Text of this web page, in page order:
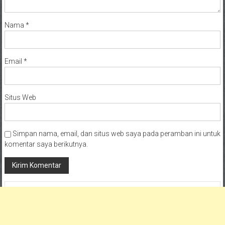
Nama *
Email *
Situs Web
Simpan nama, email, dan situs web saya pada peramban ini untuk
komentar saya berikutnya.